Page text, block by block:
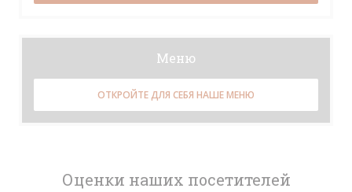
Оценки наших посетителей
Меню
ОТКРОЙТЕ ДЛЯ СЕБЯ НАШЕ МЕНЮ